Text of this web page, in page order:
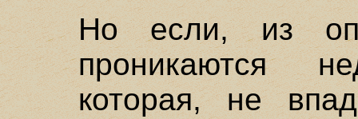
Но если, из
проникаются
которая, не